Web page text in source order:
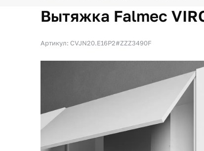
Вытяжка Falmec
Артикул: CVJN20.E16P2#ZZZ3490F